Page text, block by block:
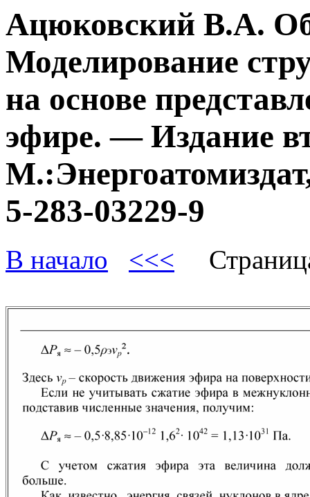
Ацюковский В.А.
Моделирование
на основе
эфире. — Издание
5-283-03229-9
В начало <<<